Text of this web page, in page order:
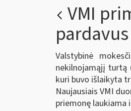
VMI
Valstybinė
nekilnojamąjį turtą
kuri buvo išlaikyta
Naujausiais VMI
priemonę laukiama